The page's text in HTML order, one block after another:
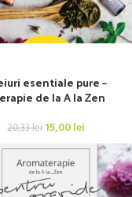
esentiale pure –
de la A la Zen
20,33lei 15,00lei